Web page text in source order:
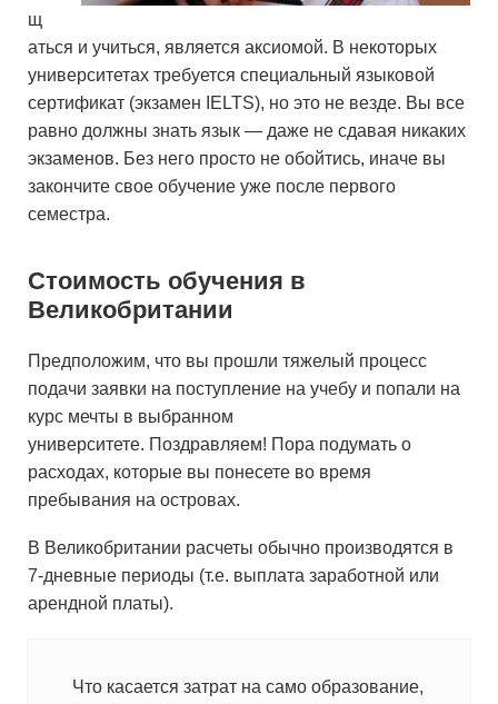
щ
аться и учиться, является аксиомой. В некоторых
университетах требуется специальный языковой
сертификат (экзамен IELTS), но это не везде. Вы все
равно должны знать язык — даже не сдавая никаких
экзаменов. Без него просто не обойтись, иначе вы
закончите свое обучение уже после первого
семестра.
Стоимость обучения в
Великобритании
Предположим, что вы прошли тяжелый процесс
подачи заявки на поступление на учебу и попали на
курс мечты в выбранном
университете. Поздравляем! Пора подумать о
расходах, которые вы понесете во время
пребывания на островах.
В Великобритании расчеты обычно производятся в
7-дневные периоды (т.е. выплата заработной или
арендной платы).
Что касается затрат на само образование,